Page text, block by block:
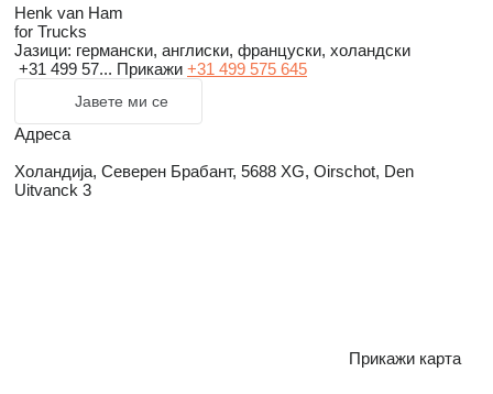
Henk van Ham
for Trucks
Јазици: германски, англиски, француски, холандски
+31 499 57... Прикажи +31 499 575 645
Јавете ми се
Адреса
Холандија, Северен Брабант, 5688 XG, Oirschot, Den
Uitvanck 3
Прикажи карта